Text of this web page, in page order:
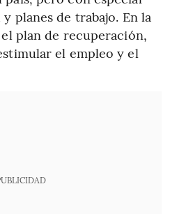
planes de trabajo. En la
plan de recuperación,
el empleo y el